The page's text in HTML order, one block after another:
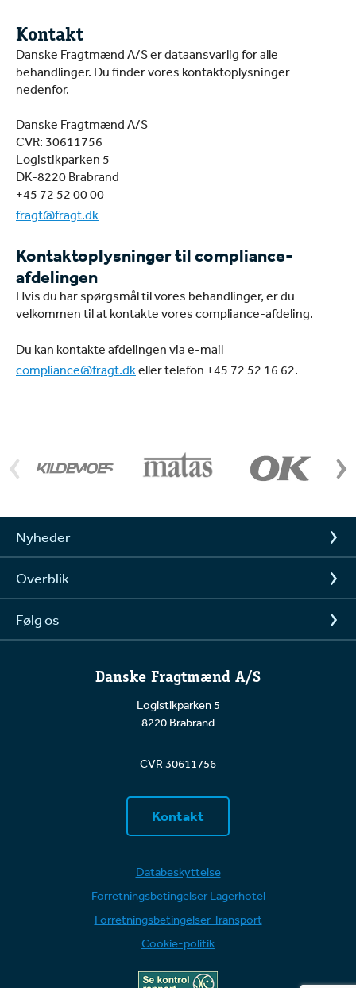
Kontakt
Danske Fragtmænd A/S er dataansvarlig for alle
behandlinger. Du finder vores kontaktoplysninger
nedenfor.
Danske Fragtmænd A/S
CVR: 30611756
Logistikparken 5
DK-8220 Brabrand
+45 72 52 00 00
fragt@fragt.dk
Kontaktoplysninger til compliance-
afdelingen
Hvis du har spørgsmål til vores behandlinger, er du
velkommen til at kontakte vores compliance-afdeling.
Du kan kontakte afdelingen via e-mail
compliance@fragt.dk eller telefon +45 72 52 16 62.
Nyheder
Overblik
Følg os
Danske Fragtmænd A/S
Logistikparken 5
8220 Brabrand
CVR 30611756
Kontakt
Databeskyttelse
Forretningsbetingelser Lagerhotel
Forretningsbetingelser Transport
Cookie-politik